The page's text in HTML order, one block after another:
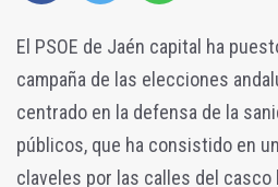
El PSOE de Jaén capital ha
campaña de las elecciones
centrado en la defensa de la
públicos, que ha consistido en
claveles por las calles del